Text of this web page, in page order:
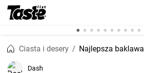
Ciasta i desery Najlepsza baklawa
Dash